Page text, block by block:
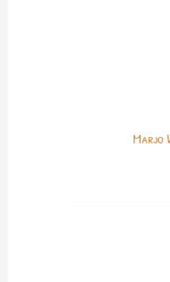
Marjo